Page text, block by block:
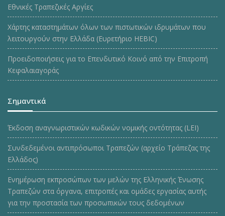
Εθνικές Τραπεζικές Αργίες
Χάρτης καταστημάτων όλων των πιστωτικών ιδρυμάτων που
λειτουργούν στην Ελλάδα (Ευρετήριο HEBIC)
Προειδοποιήσεις για το Επενδυτικό Κοινό από την Επιτροπή
Κεφαλαιαγοράς
Σημαντικά
Έκδοση αναγνωριστικών κωδικών νομικής οντότητας (LEI)
Συνδεδεμένοι αντιπρόσωποι Τραπεζών (αρχείο Τράπεζας της
Ελλάδος)
Ενημέρωση εκπροσώπων των μελών της Ελληνικής Ένωσης
Τραπεζών στα όργανα, επιτροπές και ομάδες εργασίας αυτής
για την προστασία των προσωπικών τους δεδομένων